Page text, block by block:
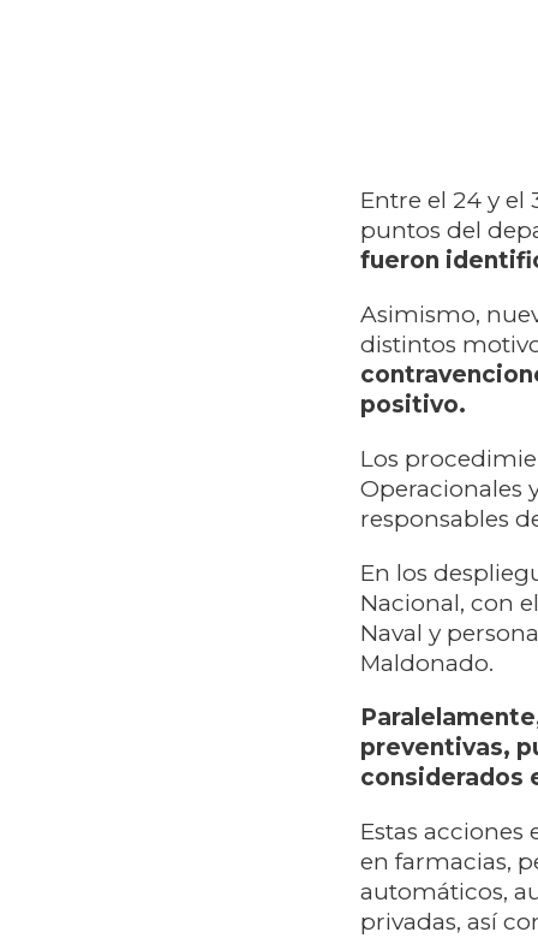
Entre el 24 y el
puntos del
fueron
Asimismo,
distintos
positivo.
Los
Operacionales
responsables
En los
Nacional, con
Naval y
Maldonado.
preventivas,
considerados
Estas
en farmacias,
automáticos,
privadas, así